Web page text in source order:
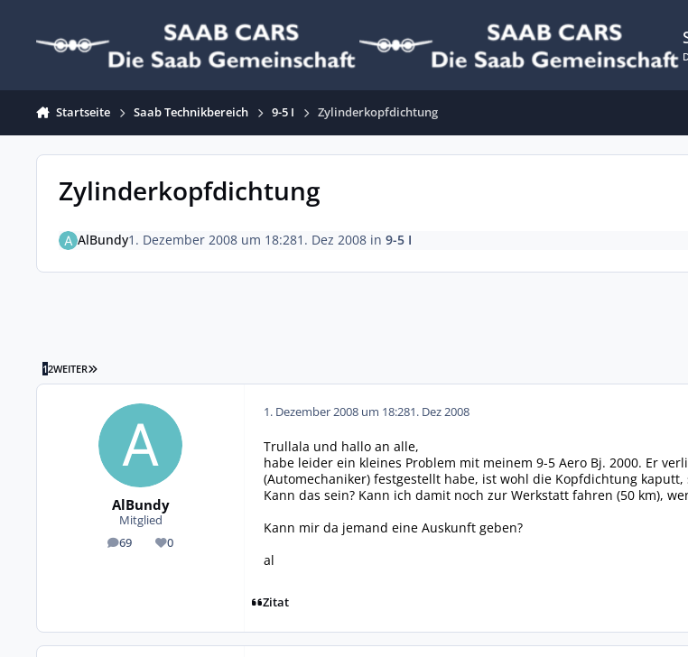
Startseite Saab Technikbereich 9-5 I Zylinderkopfdichtung
Zylinderkopfdichtung
AlBundy1. Dezember 2008 um 18:281. Dez 2008in 9-5 I
12WEITER LETZTE SEITE
AlBundy
Mitglied
69
Beiträge 0
Reputation
1. Dezember 2008 um 18:281. Dez 2008
Trullala und hallo an alle,
habe leider ein kleines Problem mit meinem 9-5 Aero Bj. 2000. Er
(Automechaniker) festgestellt habe, ist wohl die Kopfdichtung
Kann das sein? Kann ich damit noch zur Werkstatt fahren (50 km),
Kann mir da jemand eine Auskunft geben?
al
Zitat